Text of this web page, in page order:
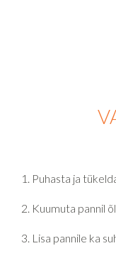
Puhasta ja
Kuumuta pannil
Lisa pannile ka